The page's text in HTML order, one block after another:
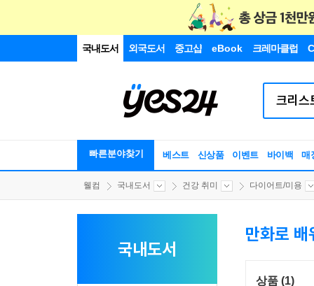
국내도서 외국도서 중고샵 eBook 크레마클럽
빠른분야찾기 베스트 신상품 이벤트 바이백 매
웰컴 국내도서 건강 취미 다이어트/미용
국내도서
만화로 배
상품 (1)